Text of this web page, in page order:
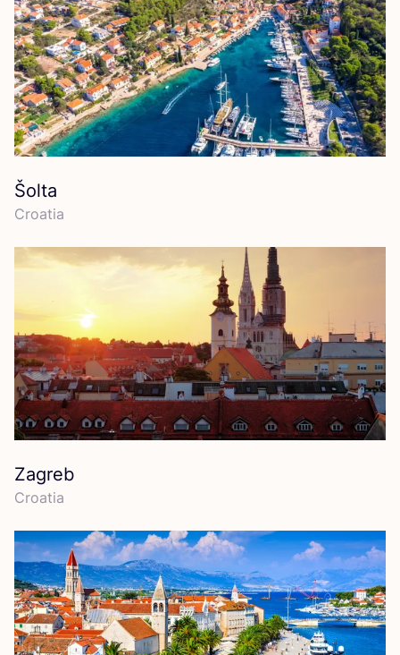
Šolta
Croa­tia
Zagreb
Croa­tia